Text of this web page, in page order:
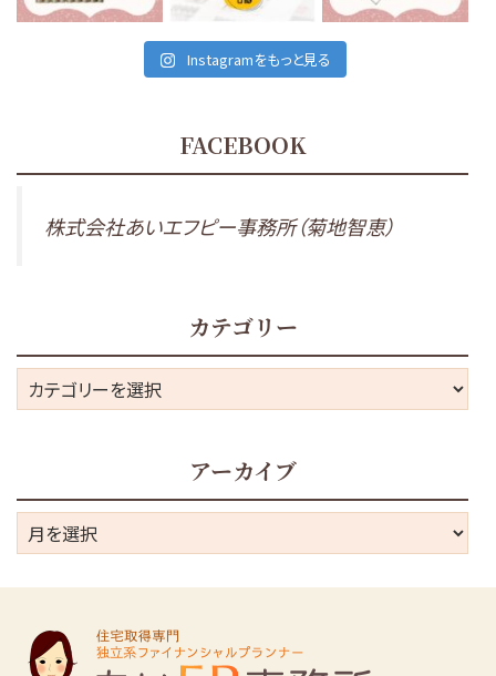
Instagramをもっと見る
FACEBOOK
株式会社あいエフピー事務所（菊地智恵）
カテゴリー
カ
テ
ー
アーカイブ
ー
カ